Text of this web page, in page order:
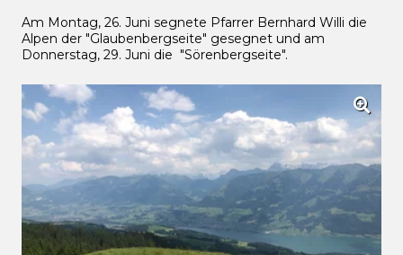
Am Montag, 26. Juni segnete Pfarrer Bernhard Willi die
Alpen der "Glaubenbergseite" gesegnet und am
Donnerstag, 29. Juni die "Sörenbergseite".